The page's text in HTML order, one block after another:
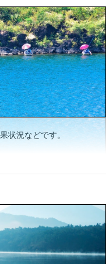
状況などです。